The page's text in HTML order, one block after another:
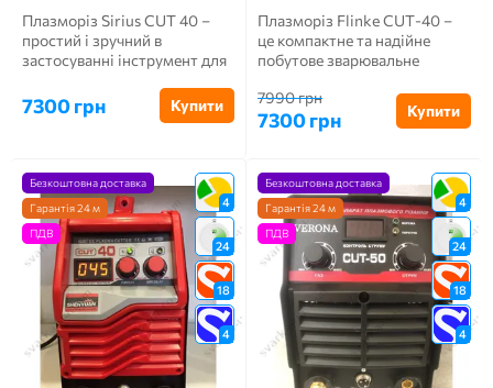
Плазморіз Sirius CUT 40 –
простий і зручний в
застосуванні інструмент для
7300 грн Купити
Плазморіз Flinke CUT-40 –
це компактне та надійне
побутове зварювальне
7990 грн
7300 грн Купити
4
24
18
4
Безкоштовна доставка
Гарантія 24 м
ПДВ
4
24
18
4
Безкоштовна доставка
Гарантія 24 м
ПДВ